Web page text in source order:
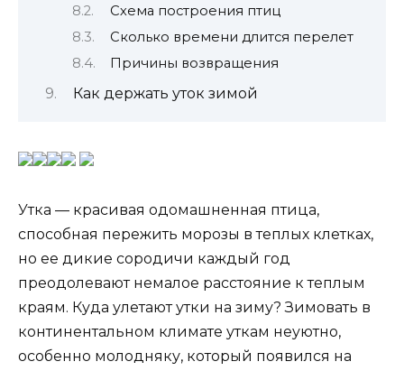
Схема построения птиц
Сколько времени длится перелет
Причины возвращения
Как держать уток зимой
Утка — красивая одомашненная птица,
способная пережить морозы в теплых клетках,
но ее дикие сородичи каждый год
преодолевают немалое расстояние к теплым
краям. Куда улетают утки на зиму? Зимовать в
континентальном климате уткам неуютно,
особенно молодняку, который появился на